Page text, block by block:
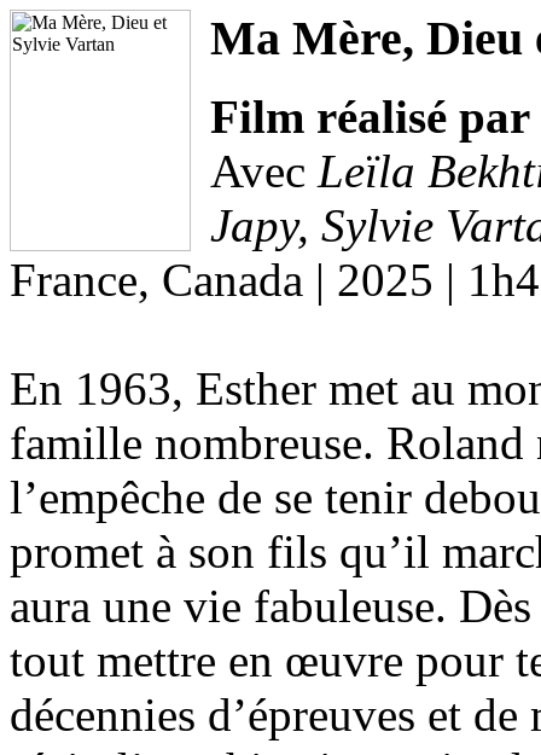
Ma Mère, Dieu
Film réalisé par
Avec Leïla
Japy, Sylvie
France, Canada | 2025 |
En 1963, Esther met au
famille nombreuse.
l’empêche de se tenir
promet à son fils qu’il
aura une vie fabuleuse.
tout mettre en œuvre pour
décennies d’épreuves et